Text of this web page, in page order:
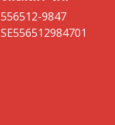
556512-9847
SE556512984701